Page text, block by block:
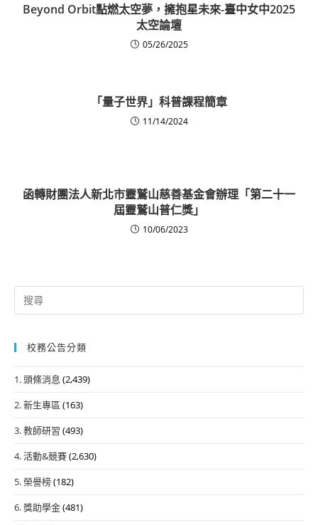
Beyond Orbit點燃太空夢，擁抱星未來-臺中女中2025
太空論壇
05/26/2025
「量子世界」科普課程簡章
11/14/2024
函轉財團法人新北市靈鷲山慈善基金會辦理「第二十一
屆靈鷲山普仁獎」
10/06/2023
Search
for:
校務公告分類
1. 頭條消息 (2,439)
2. 新生專區 (163)
3. 教師研習 (493)
4. 活動&競賽(2,630)
5. 榮譽榜(182)
6. 獎助學金(481)